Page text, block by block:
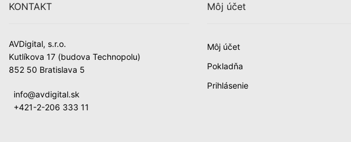
KONTAKT
AVDigital, s.r.o.
Kutlíkova 17 (budova Technopolu)
852 50 Bratislava 5
info@avdigital.sk
+421-2-206 333 11
Môj účet
Môj účet
Pokladňa
Prihlásenie